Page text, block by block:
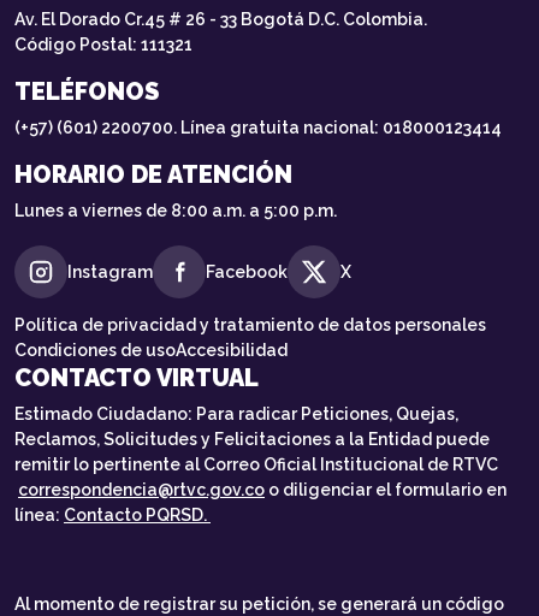
Av. El Dorado Cr.45 # 26 - 33 Bogotá D.C. Colombia.
Código Postal: 111321
TELÉFONOS
(+57) (601) 2200700. Línea gratuita nacional: 018000123414
HORARIO DE ATENCIÓN
Lunes a viernes de 8:00 a.m. a 5:00 p.m.
Instagram Facebook X
Política de privacidad y tratamiento de datos personales
Condiciones de usoAccesibilidad
CONTACTO VIRTUAL
Estimado Ciudadano: Para radicar Peticiones, Quejas,
Reclamos, Solicitudes y Felicitaciones a la Entidad puede
remitir lo pertinente al Correo Oficial Institucional de RTVC
correspondencia@rtvc.gov.co o diligenciar el formulario en
línea: Contacto PQRSD.
Al momento de registrar su petición, se generará un código